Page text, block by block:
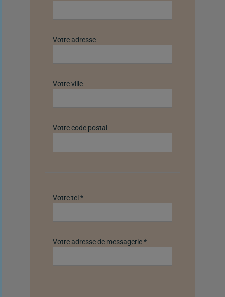
Votre adresse
Votre ville
Votre code postal
Votre tel *
Votre adresse de messagerie *